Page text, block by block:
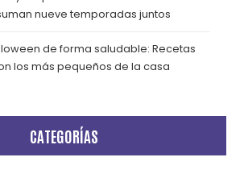
nueve temporadas juntos
de forma saludable: Recetas
los más pequeños de la casa
CATEGORÍAS